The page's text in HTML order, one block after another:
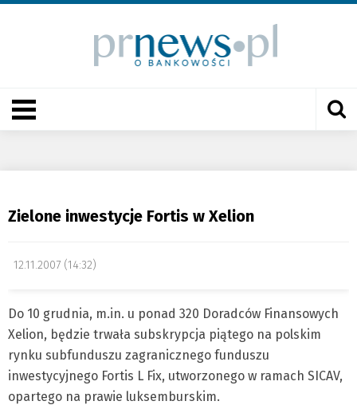
Zielone inwestycje Fortis w Xelion
12.11.2007 (14:32)
Do 10 grudnia, m.in. u ponad 320 Doradców Finansowych
Xelion, będzie trwała subskrypcja piątego na polskim
rynku subfunduszu zagranicznego funduszu
inwestycyjnego Fortis L Fix, utworzonego w ramach SICAV,
opartego na prawie luksemburskim.